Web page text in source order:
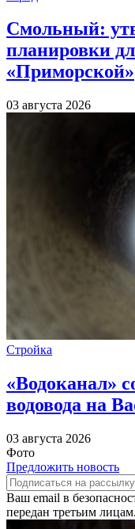
Смольный:
планировки
«Приморской»
03 августа 2026
Стройка
«Водоканал»
водовода на
03 августа 2026
Фото
Предложить новость
Ваш email в
передан третьим